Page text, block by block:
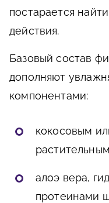
постарается
действия.
Базовый состав
дополняют
компонентами:
кокосовым
алоэ вера,
протеинами